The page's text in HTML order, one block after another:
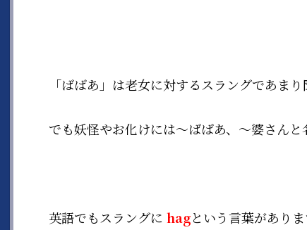
「ばばあ」は老女に対するスラングであま
でも妖怪やお化けには〜ばばあ、〜婆さんと
英語でもスラングに hagという言葉がありま